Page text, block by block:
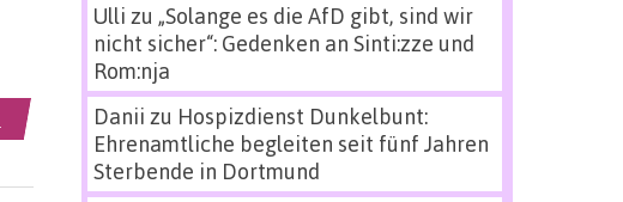
Ulli zu „Solange es die AfD gibt, sind wir
nicht sicher“: Gedenken an Sinti:zze und
Rom:nja
Danii zu Hospizdienst Dunkelbunt:
Ehrenamtliche begleiten seit fünf Jahren
Sterbende in Dortmund